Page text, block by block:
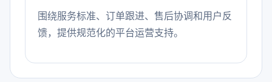
围绕服务标准、订单跟进、售后协调和用户反
馈，提供规范化的平台运营支持。